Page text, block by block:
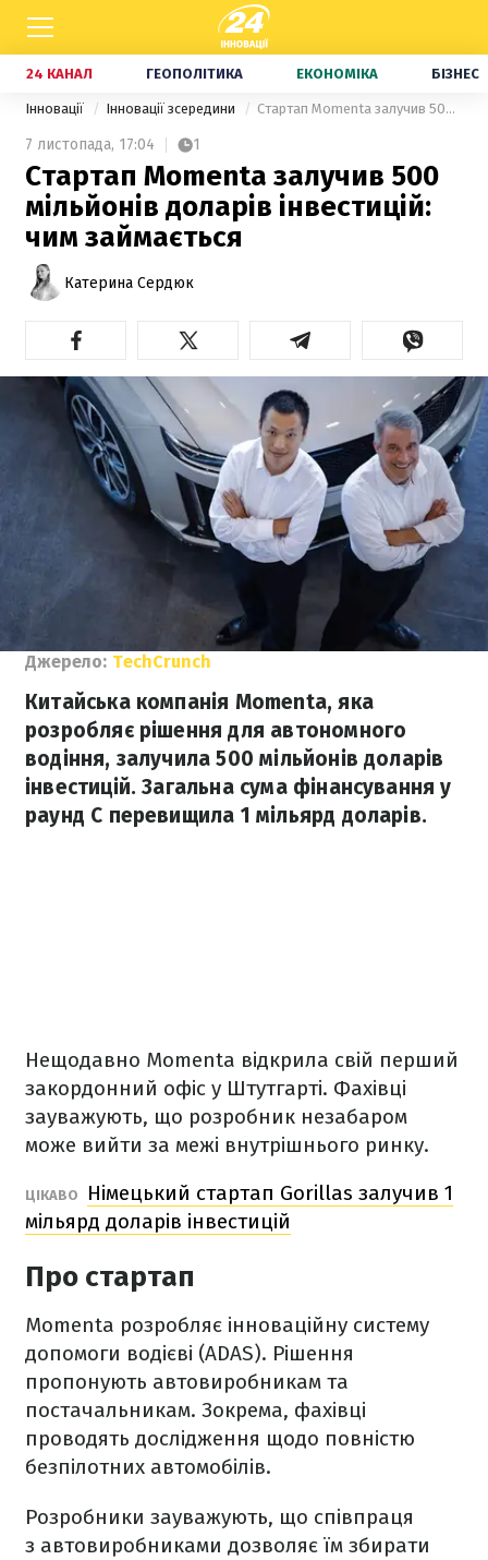
24 КАНАЛ ГЕОПОЛІТИКА ЕКОНОМІКА БІЗНЕС
Інновації Інновації зсередини Стартап Momenta залучив 500 мільйонів доларів інвестицій: чим займається
7 листопада, 17:04 1
Стартап Momenta залучив 500
мільйонів доларів інвестицій:
чим займається
Катерина Сердюк
Джерело: TechCrunch
Китайська компанія Momenta, яка
розробляє рішення для автономного
водіння, залучила 500 мільйонів доларів
інвестицій. Загальна сума фінансування у
раунд C перевищила 1 мільярд доларів.
Нещодавно Momenta відкрила свій перший
закордонний офіс у Штутгарті. Фахівці
зауважують, що розробник незабаром
може вийти за межі внутрішнього ринку.
ЦІКАВО
Німецький стартап Gorillas залучив 1
мільярд доларів інвестицій
Про стартап
Momenta розробляє інноваційну систему
допомоги водієві (ADAS). Рішення
пропонують автовиробникам та
постачальникам. Зокрема, фахівці
проводять дослідження щодо повністю
безпілотних автомобілів.
Розробники зауважують, що співпраця
з автовиробниками дозволяє їм збирати